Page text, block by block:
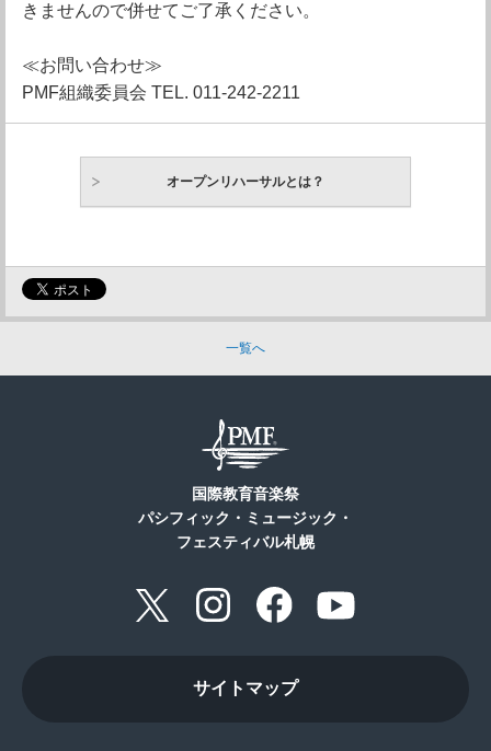
きませんので併せてご了承ください。
≪お問い合わせ≫
PMF組織委員会 TEL. 011-242-2211
オープンリハーサルとは？
一覧へ
国際教育音楽祭
パシフィック・ミュージック・
フェスティバル札幌
サイトマップ